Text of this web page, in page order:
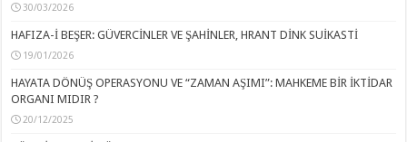
30/03/2026
HAFIZA-İ BEŞER: GÜVERCİNLER VE ŞAHİNLER, HRANT DİNK SUİKASTİ
19/01/2026
HAYATA DÖNÜŞ OPERASYONU VE “ZAMAN AŞIMI”: MAHKEME BİR İKTİDAR
ORGANI MIDIR ?
20/12/2025